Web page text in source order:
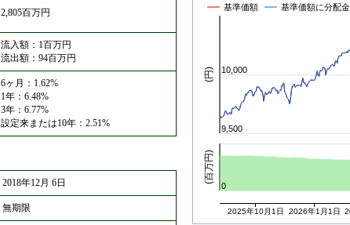
2,805百万円
流入額：1百万円
流出額：94百万円
6ヶ月：1.62%
1年：6.48%
3年：6.77%
設定来または10年：2.51%
2018年12月 6日
無期限
(円)
(百万円)
基準価額 基準価額に分配
2025年10月1日 2026年1月1日
9,500
10,000
0